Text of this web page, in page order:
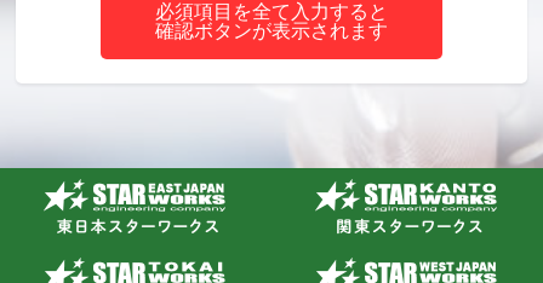
必須項目を全て入力すると
確認ボタンが表示されます